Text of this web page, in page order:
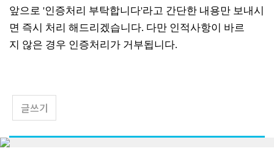
앞으로 '인증처리 부탁합니다'라고 간단한 내용만 보내시
면 즉시 처리 해드리겠습니다. 다만 인적사항이 바르
지 않은 경우 인증처리가 거부됩니다.
글쓰기